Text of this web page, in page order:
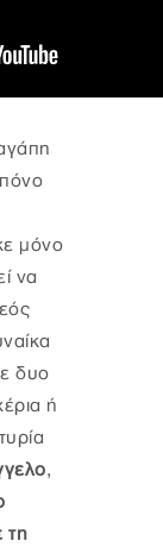
μόνο
να
δυο
ή
,
τη